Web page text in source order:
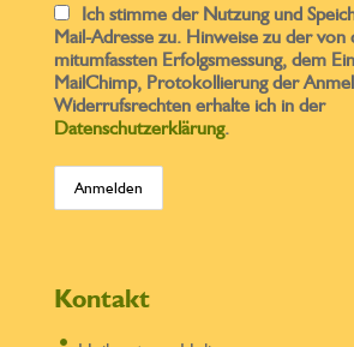
Ich stimme der Nutzung und
Mail-Adresse zu. Hinweise zu der von
mitumfassten Erfolgsmessung, dem
MailChimp, Protokollierung der
Widerrufsrechten erhalte ich in der
Datenschutzerklärung.
Kontakt